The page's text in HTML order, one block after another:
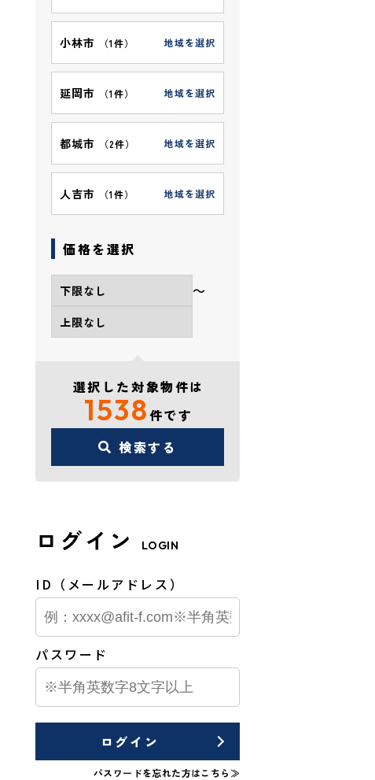
小林市 （1件） 地域を選択
延岡市 （1件） 地域を選択
都城市 （2件） 地域を選択
人吉市 （1件） 地域を選択
価格を選択
〜
選択した対象物件は
1538件です
検索する
ログイン LOGIN
ID（メールアドレス）
パスワード
ログイン
パスワードを忘れた方はこちら≫